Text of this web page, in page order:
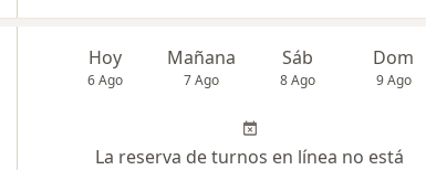
Hoy
6 Ago
Mañana
7 Ago
Sáb
8 Ago
Dom
9 Ago
La reserva de turnos en línea no está